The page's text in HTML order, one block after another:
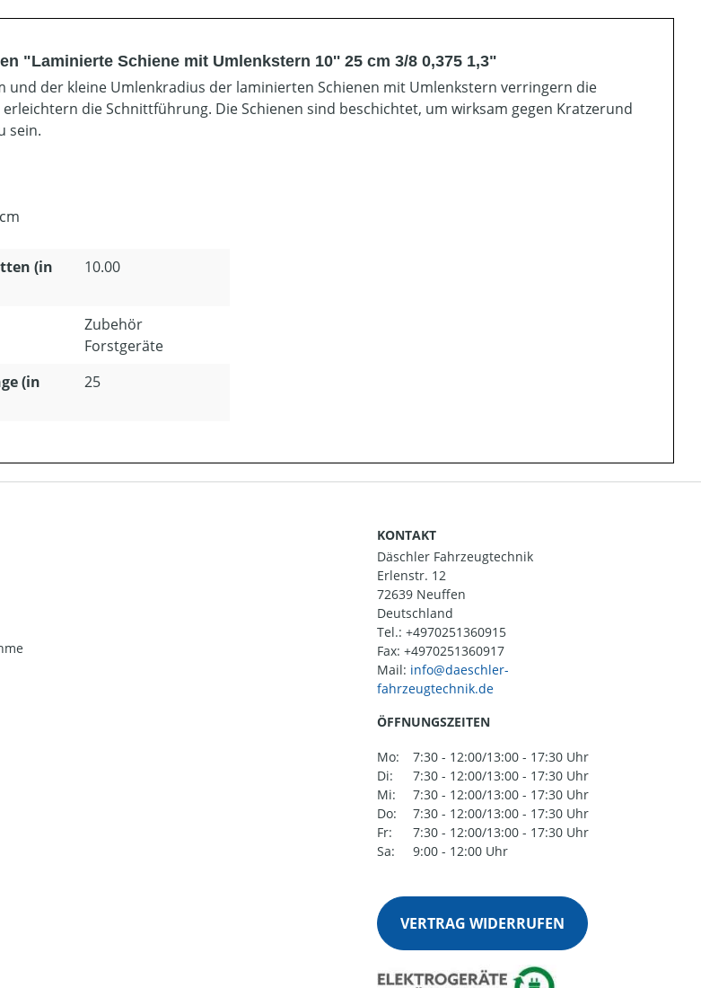
"Laminierte Schiene mit Umlenkstern 10'' 25 cm 3/8 0,375 1,3"
und der kleine Umlenkradius der laminierten Schienen mit Umlenkstern verringern die
die Schnittführung. Die Schienen sind beschichtet, um wirksam gegen Kratzerund
sein.
(in
10.00
Zubehör
Forstgeräte
(in
25
KONTAKT
Däschler Fahrzeugtechnik
Erlenstr. 12
72639 Neuffen
Deutschland
Tel.: +4970251360915
Fax: +4970251360917
Mail:
ÖFFNUNGSZEITEN
Mo:
7:30 - 12:00/13:00 - 17:30 Uhr
Di:
7:30 - 12:00/13:00 - 17:30 Uhr
Mi:
7:30 - 12:00/13:00 - 17:30 Uhr
Do:
7:30 - 12:00/13:00 - 17:30 Uhr
Fr:
7:30 - 12:00/13:00 - 17:30 Uhr
Sa:
9:00 - 12:00 Uhr
VERTRAG WIDERRUFEN